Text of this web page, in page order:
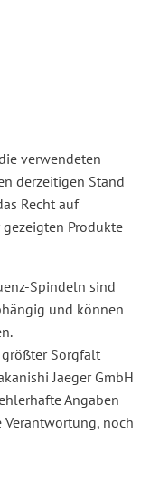
verwendeten
derzeitigen Stand
Recht auf
Produkte
Spindeln sind
und können
größter Sorgfalt
Jaeger GmbH
Angaben
noch